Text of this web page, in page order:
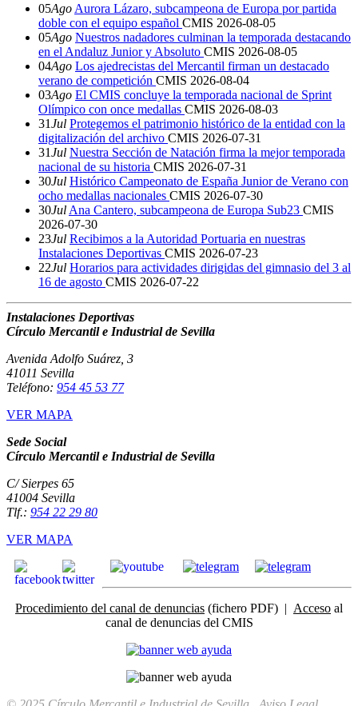
05Ago Aurora Lázaro, subcampeona de Europa por partida
doble con el equipo español CMIS 2026-08-05
05Ago Nuestros nadadores culminan la temporada destacando
en el Andaluz Junior y Absoluto CMIS 2026-08-05
04Ago Los ajedrecistas del Mercantil firman un destacado
verano de competición CMIS 2026-08-04
03Ago El CMIS concluye la temporada nacional de Sprint
Olímpico con once medallas CMIS 2026-08-03
31Jul Protegemos el patrimonio histórico de la entidad con la
digitalización del archivo CMIS 2026-07-31
31Jul Nuestra Sección de Natación firma la mejor temporada
nacional de su historia CMIS 2026-07-31
30Jul Histórico Campeonato de España Junior de Verano con
ocho medallas nacionales CMIS 2026-07-30
30Jul Ana Cantero, subcampeona de Europa Sub23 CMIS
2026-07-30
23Jul Recibimos a la Autoridad Portuaria en nuestras
Instalaciones Deportivas CMIS 2026-07-23
22Jul Horarios para actividades dirigidas del gimnasio del 3 al
16 de agosto CMIS 2026-07-22
Instalaciones Deportivas
Círculo Mercantil e Industrial de Sevilla
Avenida Adolfo Suárez, 3
41011 Sevilla
Teléfono: 954 45 53 77
VER MAPA
Sede Social
Círculo Mercantil e Industrial de Sevilla
C/ Sierpes 65
41004 Sevilla
Tlf.: 954 22 29 80
VER MAPA
Procedimiento del canal de denuncias (fichero PDF) | Acceso al
canal de denuncias del CMIS